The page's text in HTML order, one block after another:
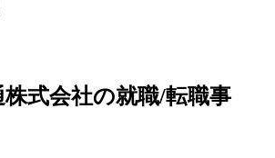
式会社の就職/転職事